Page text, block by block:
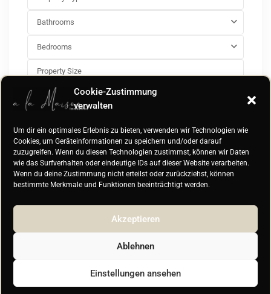
Cookie-Zustimmung
verwalten
Um dir ein optimales Erlebnis zu bieten, verwenden wir Technologien wie
Cookies, um Geräteinformationen zu speichern und/oder darauf
zuzugreifen. Wenn du diesen Technologien zustimmst, können wir Daten
wie das Surfverhalten oder eindeutige IDs auf dieser Website verarbeiten.
Wenn du deine Zustimmung nicht erteilst oder zurückziehst, können
bestimmte Merkmale und Funktionen beeinträchtigt werden.
Akzeptieren
Ablehnen
Einstellungen ansehen
Bathrooms
Bedrooms
More Search Options
Suche